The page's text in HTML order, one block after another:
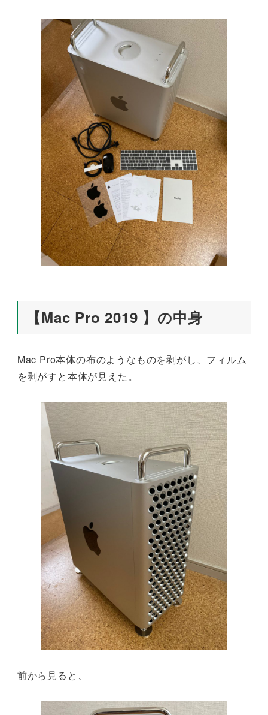
【Mac Pro 2019 】の中身
Mac Pro本体の布のようなものを剥がし、フィルム
を剥がすと本体が見えた。
前から見ると、